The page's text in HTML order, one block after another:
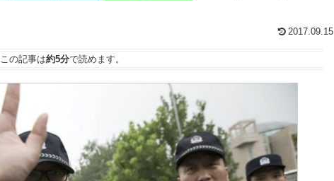
2017.09.15
この記事は約5分で読めます。